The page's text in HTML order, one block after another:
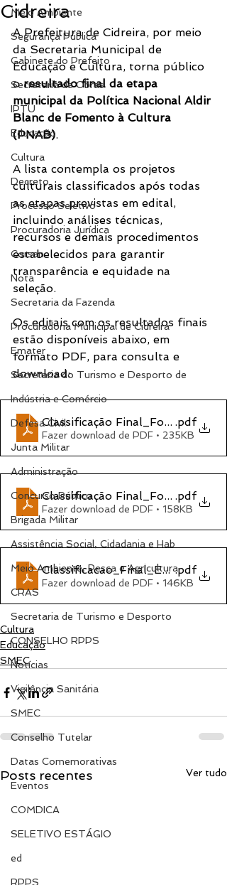
Meio Ambiente
Segurança Pública
Gabinete do Prefeito
Secretaria de Obras
IPTU
Educação
Cultura
Decreto
Processo Seletivo
Procuradoria Jurídica
Corsan
Nota
Secretaria da Fazenda
Procuradoria Municipal de Cidreira
Emater
Secretaria do Turismo e Desporto de
Indústria e Comércio
Defesa Civil
Junta Militar
Administração
Concurso Público
Brigada Militar
Assistência Social, Cidadania e Hab
Meio Ambiente, Pesca e Agricultura
CRAS
Secretaria de Turismo e Desporto
CONSELHO RPPS
Notícias
Vigilância Sanitária
SMEC
Conselho Tutelar
Datas Comemorativas
Eventos
COMDICA
SELETIVO ESTÁGIO
ed
RPPS
Cidreira
A Prefeitura de Cidreira, por meio
da Secretaria Municipal de
Educação e Cultura, torna público
o resultado final da etapa
municipal da Política Nacional Aldir
Blanc de Fomento à Cultura
(PNAB).
A lista contempla os projetos
culturais classificados após todas
as etapas previstas em edital,
incluindo análises técnicas,
recursos e demais procedimentos
estabelecidos para garantir
transparência e equidade na
seleção.
Os editais com os resultados finais
estão disponíveis abaixo, em
formato PDF, para consulta e
download:
Classificação Final_Fomento 01 -
.pdf
Fazer download de PDF • 235KB
Classificação Final_Fomento 002
.pdf
Fazer download de PDF • 158KB
Classificacao_Final_EDITAL 03
.pdf
Fazer download de PDF • 146KB
Cultura
Educação
SMEC
Posts recentes Ver tudo